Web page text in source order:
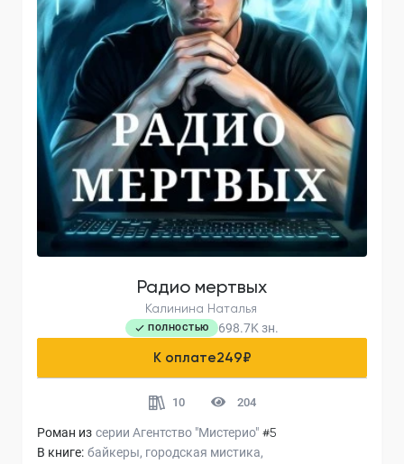
Радио мертвых
Калинина Наталья
ПОЛНОСТЬЮ 698.7K зн.
К оплате249₽
10 204
Роман из серии Агентство "Мистерио" #5
В книге: байкеры городская мистика